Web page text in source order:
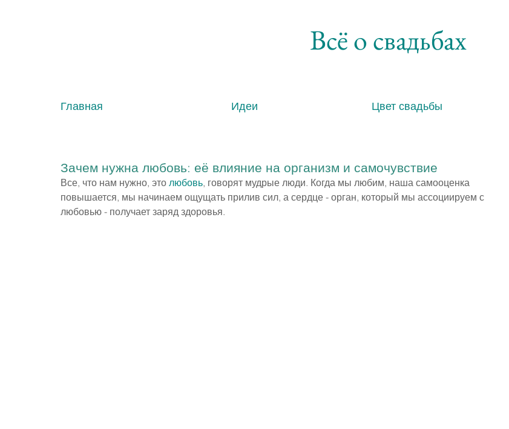
Всё о свадьбах
Главная Идеи Цвет свадьбы
Зачем нужна любовь: её влияние на организм и самочувствие
Все, что нам нужно, это любовь, говорят мудрые люди. Когда мы любим, наша самооценка
повышается, мы начинаем ощущать прилив сил, а сердце - орган, который мы ассоциируем с
любовью - получает заряд здоровья.